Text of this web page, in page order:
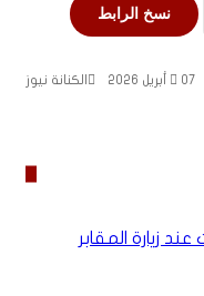
نسخ الرابط
الكنانة نيوز 07 أبريل 2026